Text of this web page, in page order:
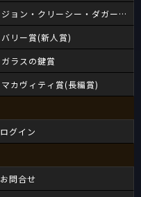
ジョン・クリーシー・ダガー賞
バリー賞(新人賞)
ガラスの鍵賞
マカヴィティ賞(長編賞)
ログイン
お問合せ